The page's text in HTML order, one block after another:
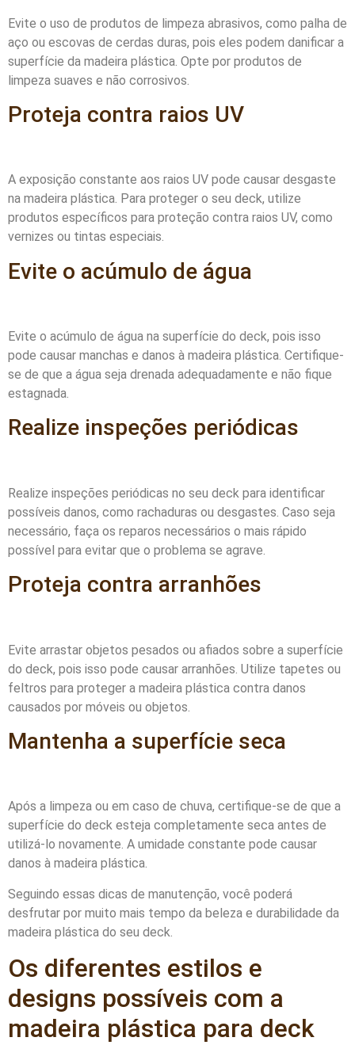
Evite o uso de produtos de limpeza abrasivos, como palha de
aço ou escovas de cerdas duras, pois eles podem danificar a
superfície da madeira plástica. Opte por produtos de
limpeza suaves e não corrosivos.
Proteja contra raios UV
A exposição constante aos raios UV pode causar desgaste
na madeira plástica. Para proteger o seu deck, utilize
produtos específicos para proteção contra raios UV, como
vernizes ou tintas especiais.
Evite o acúmulo de água
Evite o acúmulo de água na superfície do deck, pois isso
pode causar manchas e danos à madeira plástica. Certifique-
se de que a água seja drenada adequadamente e não fique
estagnada.
Realize inspeções periódicas
Realize inspeções periódicas no seu deck para identificar
possíveis danos, como rachaduras ou desgastes. Caso seja
necessário, faça os reparos necessários o mais rápido
possível para evitar que o problema se agrave.
Proteja contra arranhões
Evite arrastar objetos pesados ou afiados sobre a superfície
do deck, pois isso pode causar arranhões. Utilize tapetes ou
feltros para proteger a madeira plástica contra danos
causados por móveis ou objetos.
Mantenha a superfície seca
Após a limpeza ou em caso de chuva, certifique-se de que a
superfície do deck esteja completamente seca antes de
utilizá-lo novamente. A umidade constante pode causar
danos à madeira plástica.
Seguindo essas dicas de manutenção, você poderá
desfrutar por muito mais tempo da beleza e durabilidade da
madeira plástica do seu deck.
Os diferentes estilos e
designs possíveis com a
madeira plástica para deck